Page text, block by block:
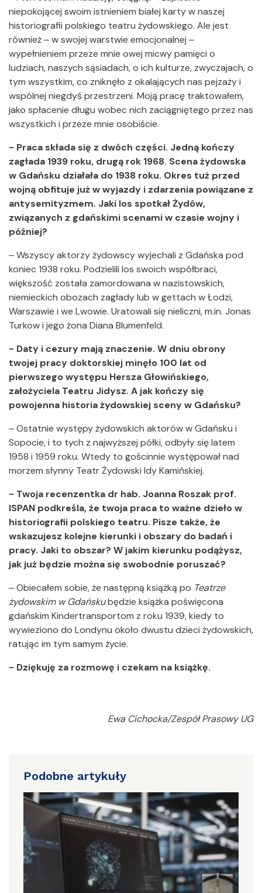
niepokojącej swoim istnieniem białej karty w naszej
historiografii polskiego teatru żydowskiego. Ale jest
również ‒ w swojej warstwie emocjonalnej ‒
wypełnieniem przeze mnie owej micwy pamięci o
ludziach, naszych sąsiadach, o ich kulturze, zwyczajach, o
tym wszystkim, co zniknęło z okalających nas pejzaży i
wspólnej niegdyś przestrzeni. Moją pracę traktowałem,
jako spłacenie długu wobec nich zaciągniętego przez nas
wszystkich i przeze mnie osobiście.
- Praca składa się z dwóch części. Jedną kończy
zagłada 1939 roku, drugą rok 1968. Scena żydowska
w Gdańsku działała do 1938 roku. Okres tuż przed
wojną obfituje już w wyjazdy i zdarzenia powiązane z
antysemityzmem. Jaki los spotkał Żydów,
związanych z gdańskimi scenami w czasie wojny i
później?
‒ Wszyscy aktorzy żydowscy wyjechali z Gdańska pod
koniec 1938 roku. Podzielili los swoich współbraci,
większość została zamordowana w nazistowskich,
niemieckich obozach zagłady lub w gettach w Łodzi,
Warszawie i we Lwowie. Uratowali się nieliczni, m.in. Jonas
Turkow i jego żona Diana Blumenfeld.
- Daty i cezury mają znaczenie. W dniu obrony
twojej pracy doktorskiej minęło 100 lat od
pierwszego występu Hersza Głowińskiego,
założyciela Teatru Jidysz. A jak kończy się
powojenna historia żydowskiej sceny w Gdańsku?
‒ Ostatnie występy żydowskich aktorów w Gdańsku i
Sopocie, i to tych z najwyższej półki, odbyły się latem
1958 i 1959 roku. Wtedy to gościnnie występował nad
morzem słynny Teatr Żydowski Idy Kamińskiej.
- Twoja recenzentka dr hab. Joanna Roszak prof.
ISPAN podkreśla, że twoja praca to ważne dzieło w
historiografii polskiego teatru. Pisze także, że
wskazujesz kolejne kierunki i obszary do badań i
pracy. Jaki to obszar? W jakim kierunku podążysz,
jak już będzie można się swobodnie poruszać?
‒ Obiecałem sobie, że następną książką po Teatrze
żydowskim w Gdańskubędzie książka poświęcona
gdańskim Kindertransportom z roku 1939, kiedy to
wywieziono do Londynu około dwustu dzieci żydowskich,
ratując im tym samym życie.
- Dziękuję za rozmowę i czekam na książkę.
Ewa Cichocka/Zespół Prasowy UG
Podobne artykuły